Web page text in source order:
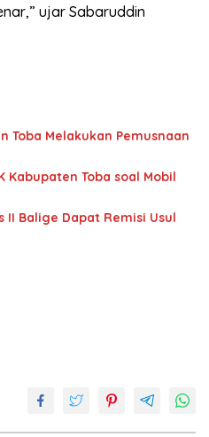
ujar Sabaruddin
Toba Melakukan Pemusnaan
Kabupaten Toba soal Mobil
II Balige Dapat Remisi Usul